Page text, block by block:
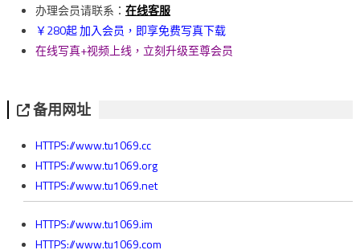
办理会员请联系： 在线客服
￥280起 加入会员，即享免费写真下载
在线写真+视频上线，立刻升级至尊会员
备用网址
HTTPS://www.tu1069.cc
HTTPS://www.tu1069.org
HTTPS://www.tu1069.net
HTTPS://www.tu1069.im
HTTPS://www.tu1069.com